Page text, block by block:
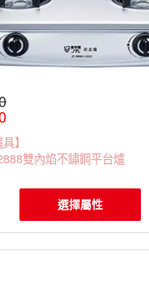
】
雙內焰不鏽鋼平台爐
選擇屬性